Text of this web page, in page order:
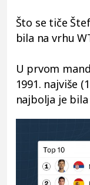
Što se tiče
bila na vrhu
U prvom
1991. najviše
najbolja je